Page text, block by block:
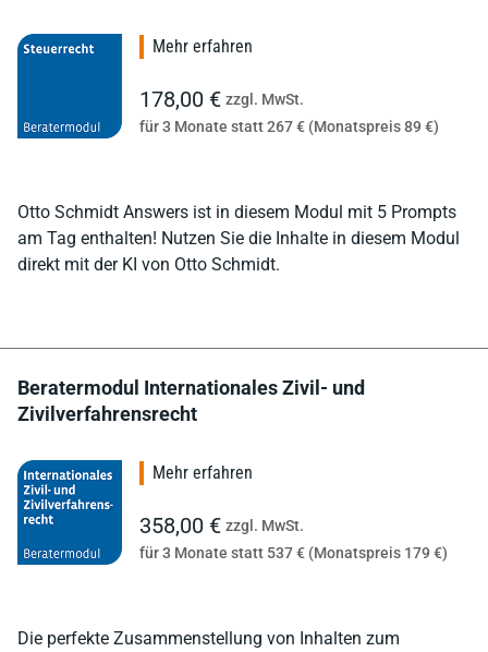
Otto Schmidt Answers ist in diesem Modul mit 5 Prompts
am Tag enthalten! Nutzen Sie die Inhalte in diesem Modul
direkt mit der KI von Otto Schmidt.
Mehr erfahren
178,00 € zzgl. MwSt.
für 3 Monate statt 267 € (Monatspreis 89 €)
Beratermodul Internationales Zivil- und
Zivilverfahrensrecht
Die perfekte Zusammenstellung von Inhalten zum
Mehr erfahren
358,00 € zzgl. MwSt.
für 3 Monate statt 537 € (Monatspreis 179 €)